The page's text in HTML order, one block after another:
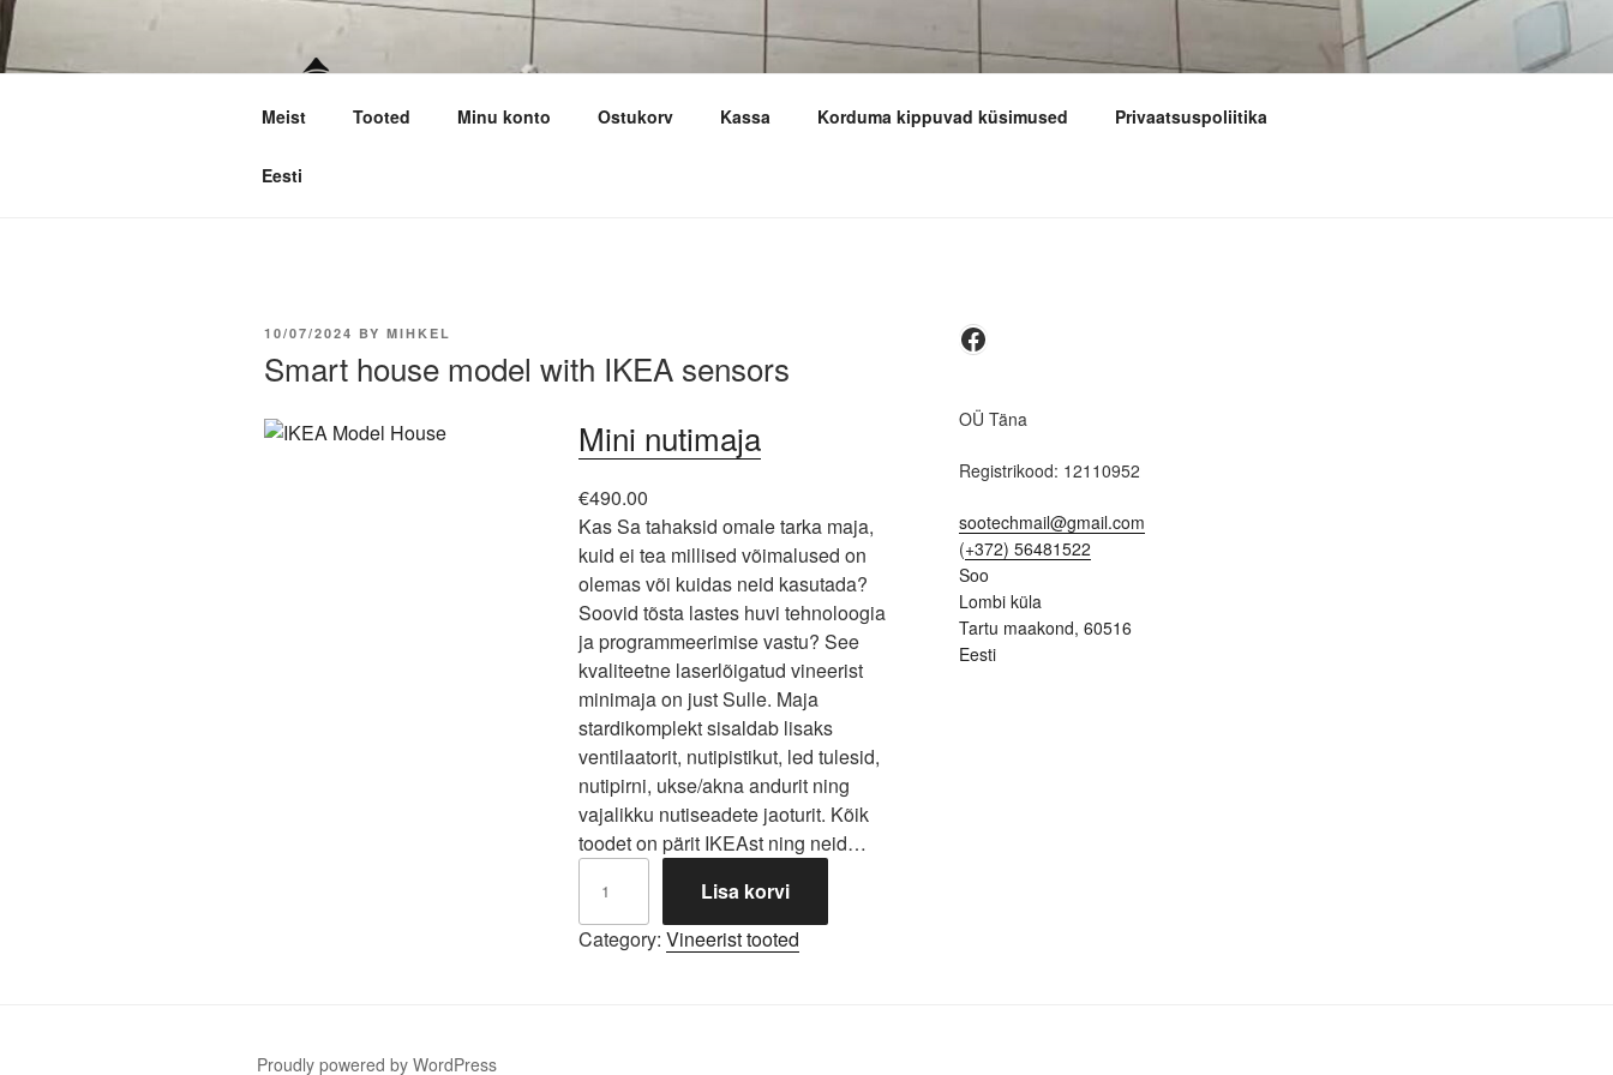
Skip
to
content
SOO TECHNOLOGY
Kvaliteetne laserlõikus
Meist Tooted Minu konto Ostukorv Kassa Korduma kippuvad küsimused Privaatsuspoliitika
Eesti
POSTED
10/07/2024 BY MIHKEL
Smart house model with IKEA sensors
Mini nutimaja
€490.00
Kas Sa tahaksid omale tarka maja,
kuid ei tea millised võimalused on
olemas või kuidas neid kasutada?
Soovid tõsta lastes huvi tehnoloogia
ja programmeerimise vastu? See
kvaliteetne laserlõigatud vineerist
minimaja on just Sulle. Maja
stardikomplekt sisaldab lisaks
ventilaatorit, nutipistikut, led tulesid,
nutipirni, ukse/akna andurit ning
vajalikku nutiseadete jaoturit. Kõik
toodet on pärit IKEAst ning neid…
nutimaja
kogus
Lisa korvi
Category:Vineerist tooted
Facebook
OÜ Täna
Registrikood: 12110952
sootechmail@gmail.com
(+372) 56481522
Soo
Lombi küla
Tartu maakond, 60516
Eesti
Proudly powered by WordPress